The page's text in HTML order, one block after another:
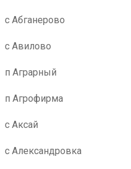
с Абганерово
с Авилово
п Аграрный
п Агрофирма
с Аксай
с Александровка